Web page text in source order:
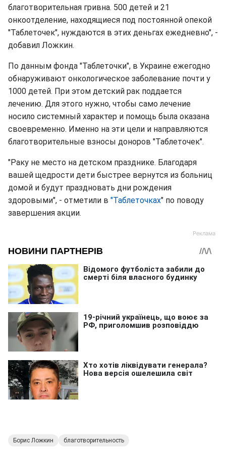
благотворительная гривна. 500 детей и 21
онкоотделение, находящиеся под постоянной опекой
"Таблеточек", нуждаются в этих деньгах ежедневно", -
добавил Ложкин.
По данным фонда "Таблеточки", в Украине ежегодно
обнаруживают онкологическое заболевание почти у
1000 детей. При этом детский рак поддается
лечению. Для этого нужно, чтобы само лечение
носило системный характер и помощь была оказана
своевременно. Именно на эти цели и направляются
благотворительные взносы доноров "Таблеточек".
"Раку не место на детском празднике. Благодаря
вашей щедрости дети быстрее вернутся из больниц
домой и будут праздновать дни рождения
здоровыми", - отметили в "Таблеточках" по поводу
завершения акции.
Борис Ложкин благотворительность